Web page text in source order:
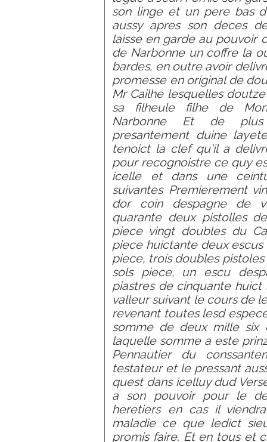
son linge et un pere bas
aussy apres son deces
laisse en garde au pouvoir
de Narbonne un coffre la
bardes, en outre avoir
promesse en original de
Mr Cailhe lesquelles
sa filheule filhe de
Narbonne Et de
presantement duine
tenoict la clef qu'il a
pour recognoistre ce quy
icelle et dans une
suivantes Premierement
dor coin despagne de
quarante deux pistolles
piece vingt doubles du
piece huictante deux
piece, trois doubles
sols piece, un escu
piastres de cinquante
valleur suivant le cours de
revenant toutes lesd
somme de deux mille six
laquelle somme a este
Pennautier du
testateur et le pressant
quest dans icelluy dud
a son pouvoir pour le
heretiers en cas il
maladie ce que ledict
promis faire. Et en tous et